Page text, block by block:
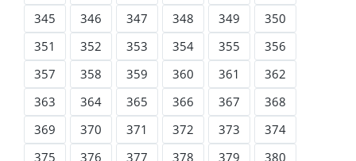
345
346 347 348 349
350
351
352 353 354 355
356
357
358 359 360 361
362
363
364 365 366 367
368
369
370 371 372 373
374
375
376 377 378 379 380